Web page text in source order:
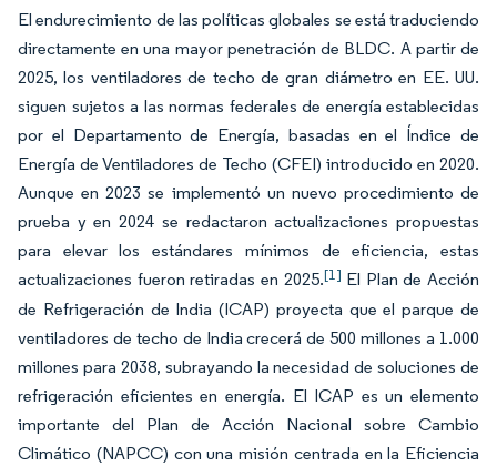
El endurecimiento de las políticas globales se está traduciendo
directamente en una mayor penetración de BLDC. A partir de
2025, los ventiladores de techo de gran diámetro en EE. UU.
siguen sujetos a las normas federales de energía establecidas
por el Departamento de Energía, basadas en el Índice de
Energía de Ventiladores de Techo (CFEI) introducido en 2020.
Aunque en 2023 se implementó un nuevo procedimiento de
prueba y en 2024 se redactaron actualizaciones propuestas
para elevar los estándares mínimos de eficiencia, estas
actualizaciones fueron retiradas en 2025.[1] El Plan de Acción
de Refrigeración de India (ICAP) proyecta que el parque de
ventiladores de techo de India crecerá de 500 millones a 1.000
millones para 2038, subrayando la necesidad de soluciones de
refrigeración eficientes en energía. El ICAP es un elemento
importante del Plan de Acción Nacional sobre Cambio
Climático (NAPCC) con una misión centrada en la Eficiencia